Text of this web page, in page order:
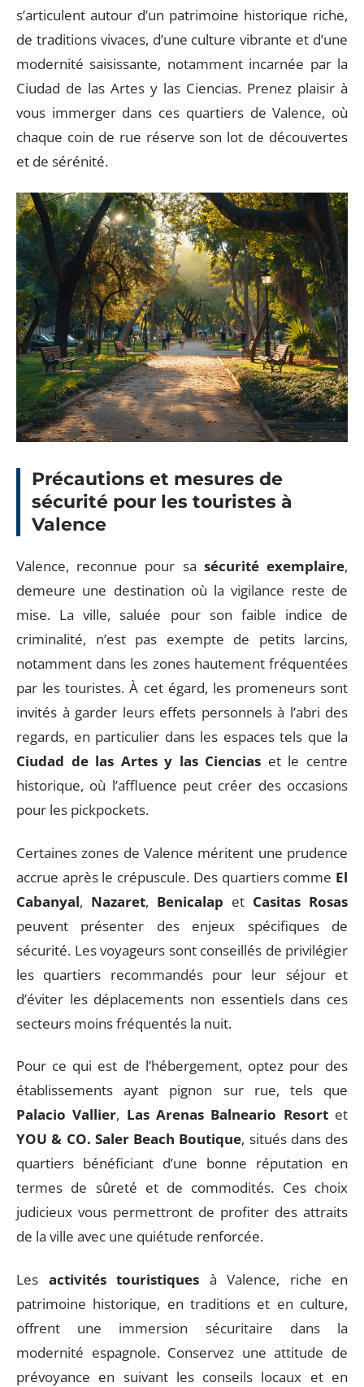
s’articulent autour d’un patrimoine historique riche,
de traditions vivaces, d’une culture vibrante et d’une
modernité saisissante, notamment incarnée par la
Ciudad de las Artes y las Ciencias. Prenez plaisir à
vous immerger dans ces quartiers de Valence, où
chaque coin de rue réserve son lot de découvertes
et de sérénité.
Précautions et mesures de
sécurité pour les touristes à
Valence
Valence, reconnue pour sa sécurité exemplaire,
demeure une destination où la vigilance reste de
mise. La ville, saluée pour son faible indice de
criminalité, n’est pas exempte de petits larcins,
notamment dans les zones hautement fréquentées
par les touristes. À cet égard, les promeneurs sont
invités à garder leurs effets personnels à l’abri des
regards, en particulier dans les espaces tels que la
Ciudad de las Artes y las Ciencias et le centre
historique, où l’affluence peut créer des occasions
pour les pickpockets.
Certaines zones de Valence méritent une prudence
accrue après le crépuscule. Des quartiers comme El
Cabanyal, Nazaret, Benicalap et Casitas Rosas
peuvent présenter des enjeux spécifiques de
sécurité. Les voyageurs sont conseillés de privilégier
les quartiers recommandés pour leur séjour et
d’éviter les déplacements non essentiels dans ces
secteurs moins fréquentés la nuit.
Pour ce qui est de l’hébergement, optez pour des
établissements ayant pignon sur rue, tels que
Palacio Vallier, Las Arenas Balneario Resortet
YOU & CO. Saler Beach Boutique, situés dans des
quartiers bénéficiant d’une bonne réputation en
termes de sûreté et de commodités. Ces choix
judicieux vous permettront de profiter des attraits
de la ville avec une quiétude renforcée.
Les activités touristiques à Valence, riche en
patrimoine historique, en traditions et en culture,
offrent une immersion sécuritaire dans la
modernité espagnole. Conservez une attitude de
prévoyance en suivant les conseils locaux et en